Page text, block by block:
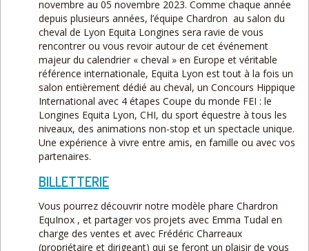
novembre au 05 novembre 2023. Comme chaque année
depuis plusieurs années, l’équipe Chardron au salon du
cheval de Lyon Equita Longines sera ravie de vous
rencontrer ou vous revoir autour de cet événement
majeur du calendrier « cheval » en Europe et véritable
référence internationale, Equita Lyon est tout à la fois un
salon entièrement dédié au cheval, un Concours Hippique
International avec 4 étapes Coupe du monde FEI : le
Longines Equita Lyon, CHI, du sport équestre à tous les
niveaux, des animations non-stop et un spectacle unique.
Une expérience à vivre entre amis, en famille ou avec vos
partenaires.
BILLETTERIE
Vous pourrez découvrir notre modèle phare Chardron
EquInox , et partager vos projets avec Emma Tudal en
charge des ventes et avec Frédéric Charreaux
(propriétaire et dirigeant) qui se feront un plaisir de vous